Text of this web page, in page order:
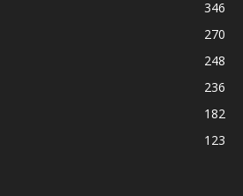
346
270
248
236
182
123